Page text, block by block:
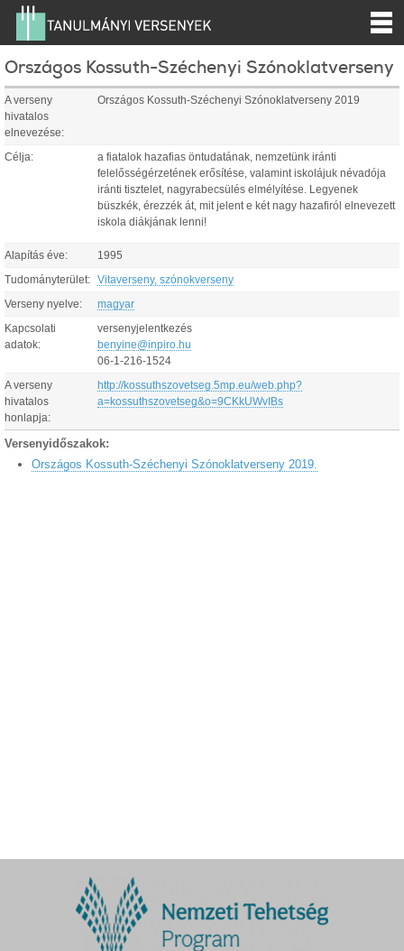
Országos Kossuth-Széchenyi Szónoklatverseny
A verseny
hivatalos
elnevezése:
Országos Kossuth-Széchenyi Szónoklatverseny 2019
Célja:
a fiatalok hazafias öntudatának, nemzetünk iránti
felelősségérzetének erősítése, valamint iskolájuk névadója
iránti tisztelet, nagyrabecsülés elmélyítése. Legyenek
büszkék, érezzék át, mit jelent e két nagy hazafiról elnevezett
iskola diákjának lenni!
Alapítás éve: 1995
Tudományterület: Vitaverseny, szónokverseny
Verseny nyelve: magyar
Kapcsolati
adatok:
versenyjelentkezés
benyine@inpiro.hu
06-1-216-1524
A verseny
hivatalos
honlapja:
http://kossuthszovetseg.5mp.eu/web.php?
a=kossuthszovetseg&o=9CKkUWvIBs
Versenyidőszakok:
Országos Kossuth-Széchenyi Szónoklatverseny 2019.